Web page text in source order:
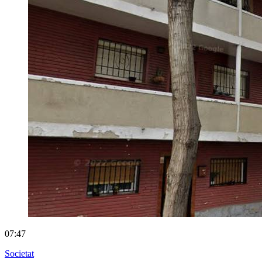
07:47
Societat